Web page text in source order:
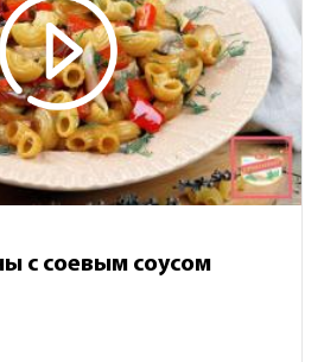
с соевым соусом